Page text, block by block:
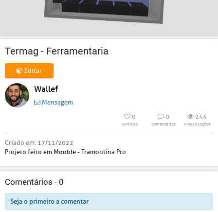
Termag - Ferramentaria
Editar
Wallef
Mensagem
0
curtidas
0
comentários
244
visualizações
Criado em: 17/11/2022
Projeto feito em Mooble - Tramontina Pro
Comentários - 0
Seja o primeiro a comentar